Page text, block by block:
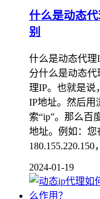
什么是动态
别
什么是动态代理
分什么是动态
理IP。也就是说
IP地址。然后用
索“ip”。那么百
地址。例如：您
2024-01-19